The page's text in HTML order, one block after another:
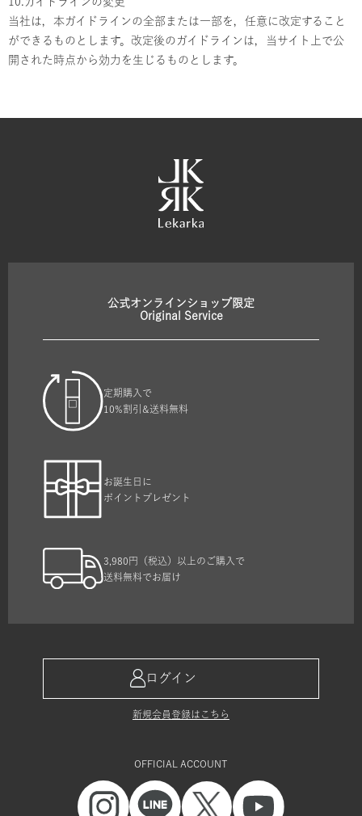
当社は，本ガイドラインの全部または一部を，任意に改定すること
ができるものとします。改定後のガイドラインは，当サイト上で公
開された時点から効力を生じるものとします。
公式オンラインショップ限定
Original Service
定期購入で
10%割引&送料無料
お誕生日に
ポイントプレゼント
3,980円（税込）以上のご購入で
送料無料でお届け
ログイン
新規会員登録はこちら
OFFICIAL ACCOUNT